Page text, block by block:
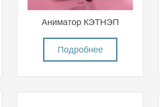
Аниматор КЭТНЭП
Подробнее